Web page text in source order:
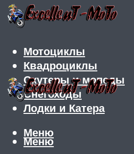
Мотоциклы
Квадроциклы
Скутеры и мопеды
Снегоходы
Лодки и Катера
Меню
Меню